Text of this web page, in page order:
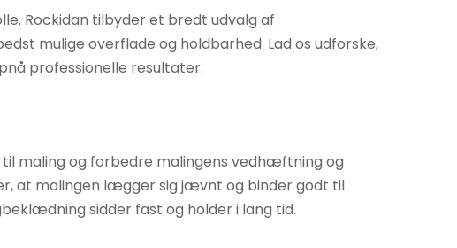
Rockidan tilbyder et bredt udvalg af
mulige overflade og holdbarhed. Lad os udforske,
professionelle resultater.
maling og forbedre malingens vedhæftning og
at malingen lægger sig jævnt og binder godt til
sidder fast og holder i lang tid.